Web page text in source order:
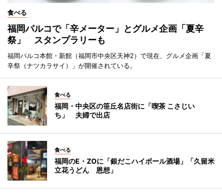
食べる
福岡パルコで「辛メーター」とグルメ企画「夏辛
祭」 スタンプラリーも
福岡パルコ本館・新館（福岡市中央区天神2）で現在、グルメ企画「夏
辛祭（ナツカラサイ）」が開催されている。
食べる
福岡・中央区の笹丘名店街に「喫茶 こさじい
ち」 夫婦で出店
食べる
福岡のE・ZOに「銀だこハイボール酒場」「久留米
立花うどん 恩想」